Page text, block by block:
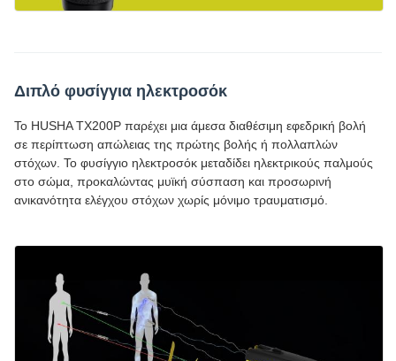
Διπλό φυσίγγια ηλεκτροσόκ
Το HUSHA TX200P παρέχει μια άμεσα διαθέσιμη εφεδρική βολή
σε περίπτωση απώλειας της πρώτης βολής ή πολλαπλών
στόχων. Το φυσίγγιο ηλεκτροσόκ μεταδίδει ηλεκτρικούς παλμούς
στο σώμα, προκαλώντας μυϊκή σύσπαση και προσωρινή
ανικανότητα ελέγχου στόχων χωρίς μόνιμο τραυματισμό.